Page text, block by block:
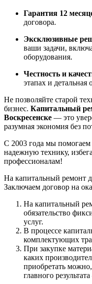
Гарантия 12
договора.
Эксклюзивные
ваши задачи,
оборудования.
Честность и
этапах и детальная
Не позволяйте старой
бизнес. Капитальный
Воскресенске — это
разумная экономия без
С 2003 года мы помогаем
надежную технику,
профессионалам!
На капитальный ремонт
Заключаем договор на
На капитальный
обязательство
услуг.
В процессе
комплектующих
При закупке
каких
приобретать
главного